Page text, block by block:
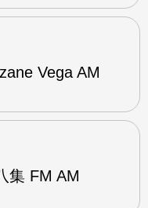
Vega AM
集 FM AM